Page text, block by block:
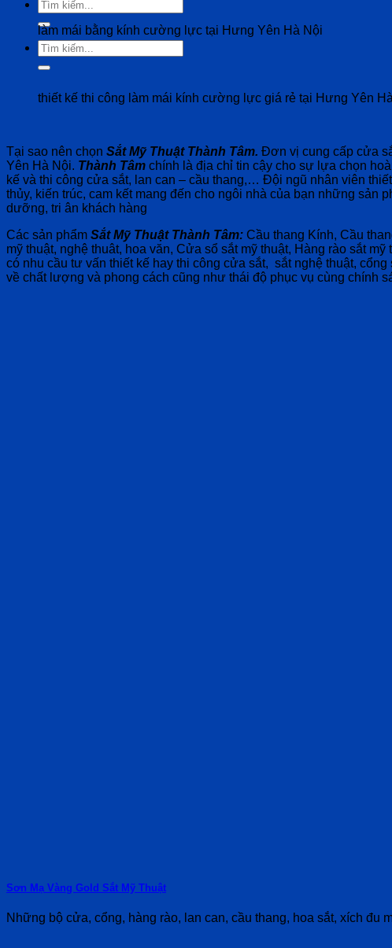
Tìm
kiếm:
Tìm
kiếm:
làm mái bằng kính cường lực tại Hưng Yên Hà Nội
thiết kế thi công làm mái kính cường lực giá rẻ tại Hưng Yên
Tại sao nên chọn Sắt Mỹ Thuật Thành Tâm. Đơn vị cung cấp cửa
Yên Hà Nội. Thành Tâm chính là địa chỉ tin cậy cho sự lựa chọn
kế và thi công cửa sắt, lan can – cầu thang,… Đội ngũ nhân viên
thủy, kiến trúc, cam kết mang đến cho ngôi nhà của bạn những sản
dưỡng, tri ân khách hàng
Các sản phẩm Sắt Mỹ Thuật Thành Tâm: Cầu thang Kính, Cầu
mỹ thuật, nghệ thuât, hoa văn, Cửa sổ sắt mỹ thuật, Hàng rào sắt
có nhu cầu tư vấn thiết kế hay thi công cửa sắt, sắt nghệ thuật,
về chất lượng và phong cách cũng như thái độ phục vụ cùng chính
Sơn Mạ Vàng Gold Sắt Mỹ Thuật
Những bộ cửa, cổng, hàng rào, lan can, cầu thang, hoa sắt, xích đu